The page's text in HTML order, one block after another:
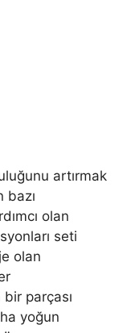
artırmak
bazı
olan
seti
olan
bir parçası
yoğun